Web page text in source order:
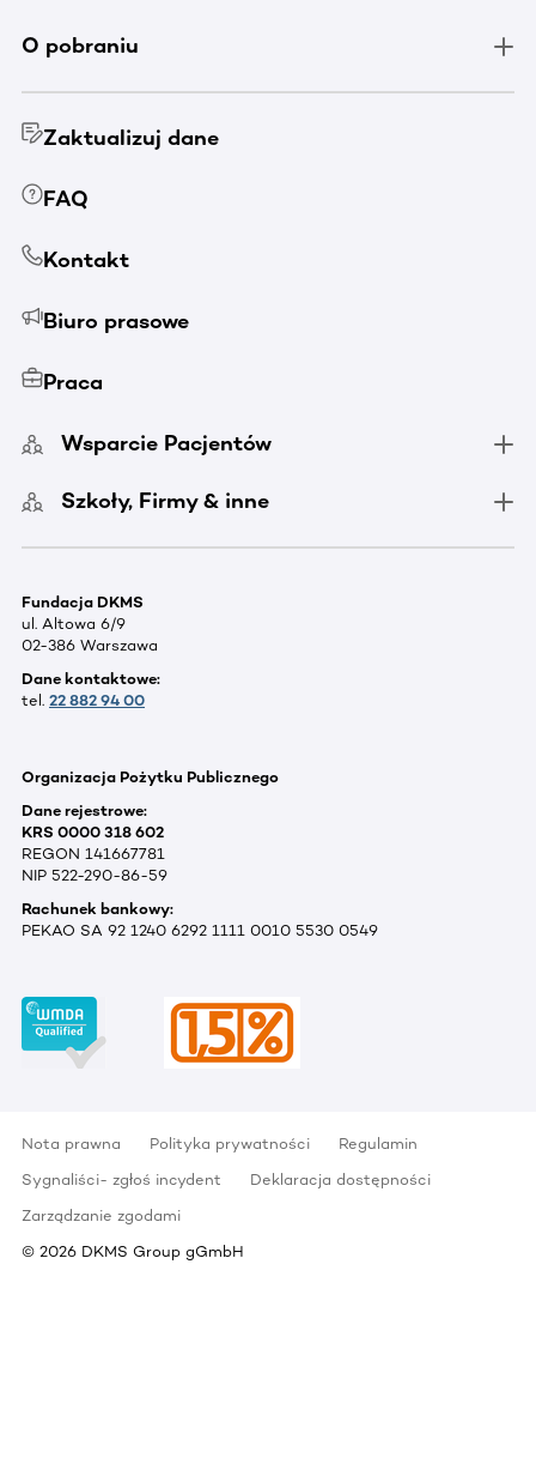
O pobraniu
Zaktualizuj dane
FAQ
Kontakt
Biuro prasowe
Praca
Wsparcie Pacjentów
Szkoły, Firmy & inne
Fundacja DKMS
ul. Altowa 6/9
02-386 Warszawa
Dane kontaktowe:
tel. 22 882 94 00
Organizacja Pożytku Publicznego
Dane rejestrowe:
KRS 0000 318 602
REGON 141667781
NIP 522-290-86-59
Rachunek bankowy:
PEKAO SA 92 1240 6292 1111 0010 5530 0549
Nota prawna Polityka prywatności
Regulamin
Sygnaliści- zgłoś incydent
Deklaracja dostępności
Zarządzanie zgodami
© 2026 DKMS Group gGmbH